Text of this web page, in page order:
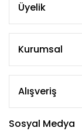
Üyelik
Kurumsal
Alışveriş
Sosyal Medya